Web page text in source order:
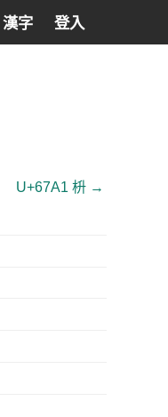
漢字 登入
U+67A1 枡 →